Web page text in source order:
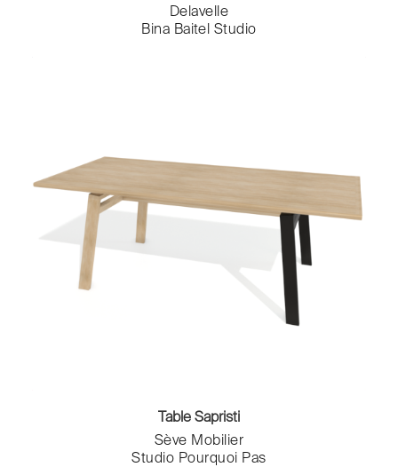
Delavelle
Bina Baitel Studio
Table Sapristi
Sève Mobilier
Studio Pourquoi Pas